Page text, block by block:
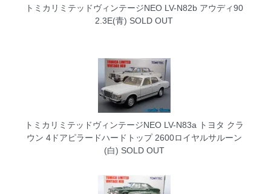
トミカリミテッドヴィンテージNEO LV-N82b アウディ90
2.3E(青) SOLD OUT
トミカリミテッドヴィンテージNEO LV-N83a トヨタ クラ
ウン 4ドアピラードハードトップ 2600ロイヤルサルーン
(白) SOLD OUT